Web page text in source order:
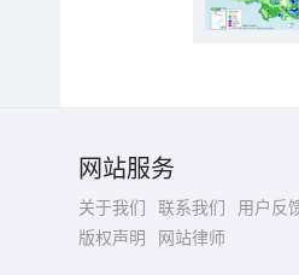
网站服务
关于我们 联系我们
用户反
版权声明
网站律师